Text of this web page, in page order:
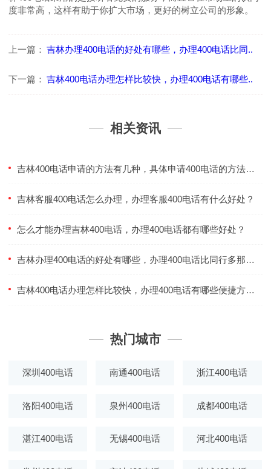
度非常高，这样有助于你扩大市场，更好的树立公司的形象。
上一篇： 吉林办理400电话的好处有哪些，办理400电话比同..
下一篇： 吉林400电话办理怎样比较快，办理400电话有哪些..
相关资讯
吉林400电话申请的方法有几种，具体申请400电话的方法有哪些？
吉林客服400电话怎么办理，办理客服400电话有什么好处？
怎么才能办理吉林400电话，办理400电话都有哪些好处？
吉林办理400电话的好处有哪些，办理400电话比同行多那些优势？
吉林400电话办理怎样比较快，办理400电话有哪些便捷方法？
热门城市
深圳400电话 南通400电话 浙江400电话
洛阳400电话 泉州400电话 成都400电话
湛江400电话 无锡400电话 河北400电话